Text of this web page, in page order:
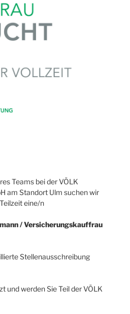
Teams bei der VÖLK
am Standort Ulm suchen wir
eine/n
/ Versicherungskauffrau
Stellenausschreibung
und werden Sie Teil der VÖLK